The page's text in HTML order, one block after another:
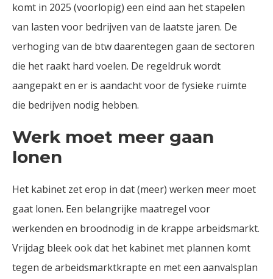
komt in 2025 (voorlopig) een eind aan het stapelen
van lasten voor bedrijven van de laatste jaren. De
verhoging van de btw daarentegen gaan de sectoren
die het raakt hard voelen. De regeldruk wordt
aangepakt en er is aandacht voor de fysieke ruimte
die bedrijven nodig hebben.
Werk moet meer gaan
lonen
Het kabinet zet erop in dat (meer) werken meer moet
gaat lonen. Een belangrijke maatregel voor
werkenden en broodnodig in de krappe arbeidsmarkt.
Vrijdag bleek ook dat het kabinet met plannen komt
tegen de arbeidsmarktkrapte en met een aanvalsplan